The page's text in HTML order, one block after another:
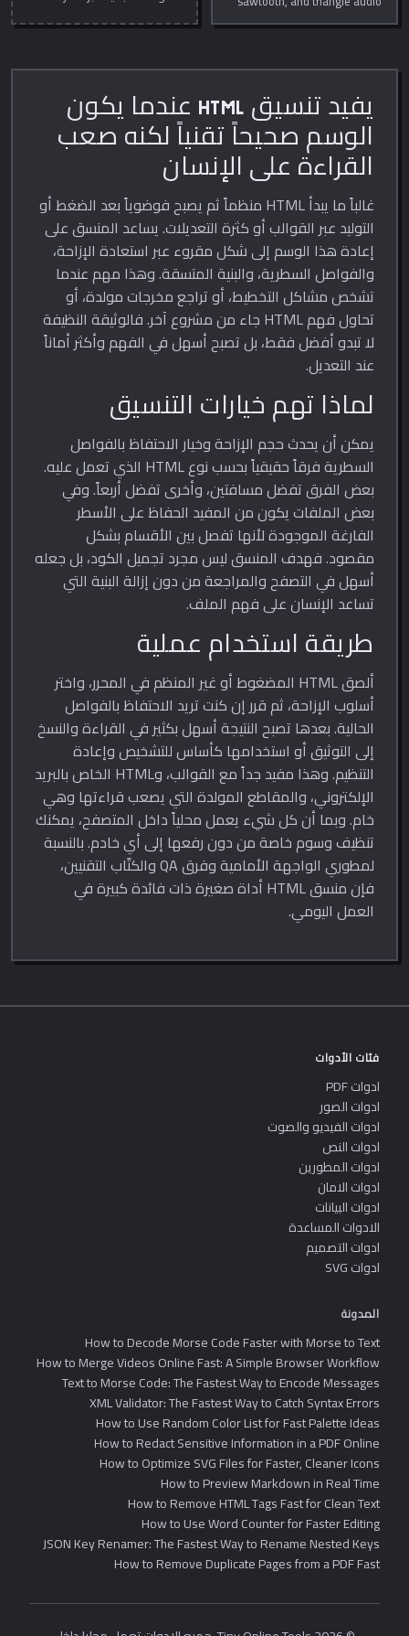
tones from 20 Hz to 20 kHz
يفيد تنسيق HTML عندما يكون
الوسم صحيحاً تقنياً لكنه صعب
القراءة على الإنسان
غالباً ما يبدأ HTML منظماً ثم يصبح فوضوياً بعد الضغط أو
التوليد عبر القوالب أو كثرة التعديلات. يساعد المنسق على
إعادة هذا الوسم إلى شكل مقروء عبر استعادة الإزاحة،
والفواصل السطرية، والبنية المتسقة. وهذا مهم عندما
تشخص مشاكل التخطيط، أو تراجع مخرجات مولدة، أو
تحاول فهم HTML جاء من مشروع آخر. فالوثيقة النظيفة
لا تبدو أفضل فقط، بل تصبح أسهل في الفهم وأكثر أماناً
عند التعديل.
لماذا تهم خيارات التنسيق
يمكن أن يحدث حجم الإزاحة وخيار الاحتفاظ بالفواصل
السطرية فرقاً حقيقياً بحسب نوع HTML الذي تعمل عليه.
بعض الفرق تفضل مسافتين، وأخرى تفضل أربعاً. وفي
بعض الملفات يكون من المفيد الحفاظ على الأسطر
الفارغة الموجودة لأنها تفصل بين الأقسام بشكل
مقصود. فهدف المنسق ليس مجرد تجميل الكود، بل جعله
أسهل في التصفح والمراجعة من دون إزالة البنية التي
تساعد الإنسان على فهم الملف.
طريقة استخدام عملية
ألصق HTML المضغوط أو غير المنظم في المحرر، واختر
أسلوب الإزاحة، ثم قرر إن كنت تريد الاحتفاظ بالفواصل
الحالية. بعدها تصبح النتيجة أسهل بكثير في القراءة والنسخ
إلى التوثيق أو استخدامها كأساس للتشخيص وإعادة
التنظيم. وهذا مفيد جداً مع القوالب، وHTML الخاص بالبريد
الإلكتروني، والمقاطع المولدة التي يصعب قراءتها وهي
خام. وبما أن كل شيء يعمل محلياً داخل المتصفح، يمكنك
تنظيف وسوم خاصة من دون رفعها إلى أي خادم. بالنسبة
لمطوري الواجهة الأمامية وفرق QA والكتّاب التقنيين،
فإن منسق HTML أداة صغيرة ذات فائدة كبيرة في
العمل اليومي.
فئات الأدوات
ادوات PDF
ادوات الصور
ادوات الفيديو والصوت
ادوات النص
ادوات المطورين
ادوات الامان
ادوات البيانات
الادوات المساعدة
ادوات التصميم
ادوات SVG
المدونة
How to Decode Morse Code Faster with Morse to Text
How to Merge Videos Online Fast: A Simple Browser Workflow
Text to Morse Code: The Fastest Way to Encode Messages
XML Validator: The Fastest Way to Catch Syntax Errors
How to Use Random Color List for Fast Palette Ideas
How to Redact Sensitive Information in a PDF Online
How to Optimize SVG Files for Faster, Cleaner Icons
How to Preview Markdown in Real Time
How to Remove HTML Tags Fast for Clean Text
How to Use Word Counter for Faster Editing
JSON Key Renamer: The Fastest Way to Rename Nested Keys
How to Remove Duplicate Pages from a PDF Fast